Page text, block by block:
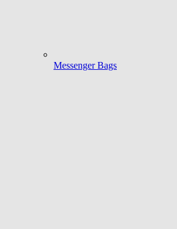
Messenger Bags